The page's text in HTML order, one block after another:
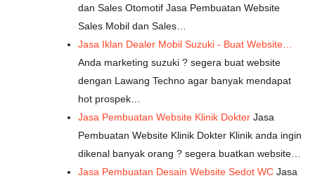
dan Sales Otomotif Jasa Pembuatan Website
Sales Mobil dan Sales…
Jasa Iklan Dealer Mobil Suzuki - Buat Website…
Anda marketing suzuki ? segera buat website
dengan Lawang Techno agar banyak mendapat
hot prospek…
Jasa Pembuatan Website Klinik Dokter Jasa
Pembuatan Website Klinik Dokter Klinik anda ingin
dikenal banyak orang ? segera buatkan website…
Jasa Pembuatan Desain Website Sedot WC Jasa